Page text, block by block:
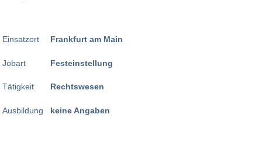
Einsatzort
Jobart
Tätigkeit
Ausbildung
Frankfurt am Main
Festeinstellung
Rechtswesen
keine Angaben